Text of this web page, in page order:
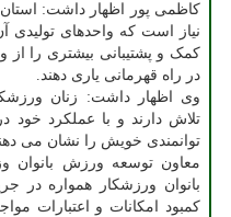
کاظمی پور اظهار داشت:
نیاز است که واحدهای
کمک و پشتیبانی بیشتری را از
در راه قهرمانی یاری دهند.
وی اظهار داشت: زنان
تلاش دارند و با عملکرد
توانمندی خویش را نشان می
معاون توسعه ورزش بانوان
بانوان ورزشکار همواره در
کمبود امکانات و اعتبارات